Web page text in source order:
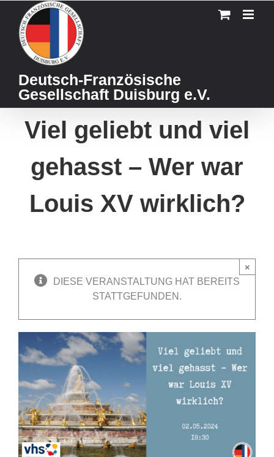
content
Deutsch-Französische
Gesellschaft Duisburg e.V.
Viel geliebt und viel
gehasst – Wer war
Louis XV wirklich?
DIESE VERANSTALTUNG HAT BEREITS
STATTGEFUNDEN.
×